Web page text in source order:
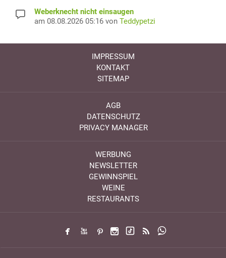
Weberknecht nicht einsaugen
am 08.08.2026 05:16 von Teddypetzi
IMPRESSUM
KONTAKT
SITEMAP
AGB
DATENSCHUTZ
PRIVACY MANAGER
WERBUNG
NEWSLETTER
GEWINNSPIEL
WEINE
RESTAURANTS